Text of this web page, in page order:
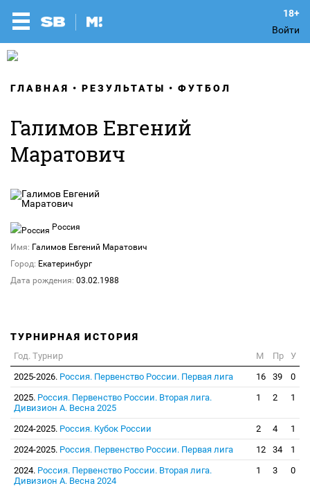
Войти
ГЛАВНАЯ РЕЗУЛЬТАТЫ ФУТБОЛ
Галимов Евгений
Маратович
Россия
Имя: Галимов Евгений Маратович
Город: Екатеринбург
Дата рождения: 03.02.1988
ТУРНИРНАЯ ИСТОРИЯ
Год. Турнир М Пр
У
2025-2026. Россия. Первенство России. Первая лига 16 39
0
2025. Россия. Первенство России. Вторая лига.
Дивизион А. Весна 2025
1 2 1
2024-2025. Россия. Кубок России 2 4
1
2024-2025. Россия. Первенство России. Первая лига 12 34
1
2024. Россия. Первенство России. Вторая лига.
Дивизион А. Весна 2024
1 3 0